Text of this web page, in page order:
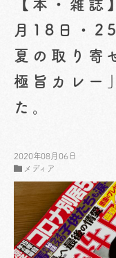
【本・雑
月18日・
夏の取り寄
極旨カレー
た。
2020年08月06日
メディア